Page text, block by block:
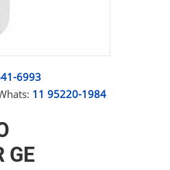
6993
11 95220-1984
GE